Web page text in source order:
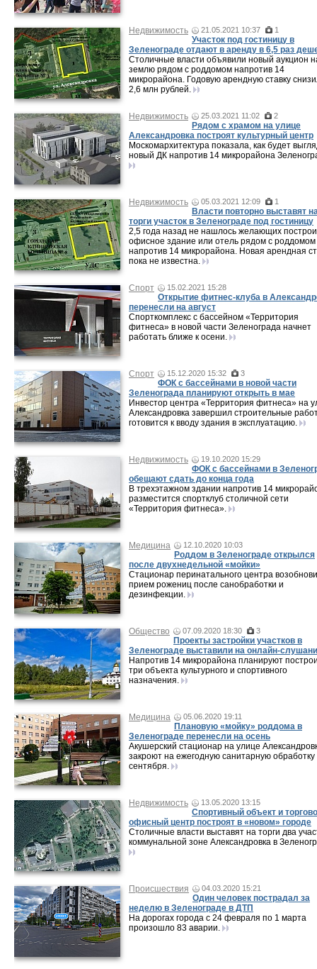
Недвижимость 21.05.2021 10:37 1
Участок под гостиницу в
Зеленограде отдают в аренду в 6,5 раз
Столичные власти объявили новый аукцион
землю рядом с роддомом напротив 14
микрорайона. Годовую арендную ставку
2,6 млн рублей.
Недвижимость 25.03.2021 11:02 2
Рядом с храмом на улице
Александровка построят культурный центр
Москомархитектура показала, как будет
новый ДК напротив 14 микрорайона
Недвижимость 05.03.2021 12:09 1
Власти повторно выставят
торги участок в Зеленограде под гостиницу
2,5 года назад не нашлось желающих
офисное здание или отель рядом с роддомом
напротив 14 микрорайона. Новая арендная
пока не известна.
Спорт 15.02.2021 15:28
Открытие фитнес-клуба в
перенесли на август
Спорткомплекс с бассейном «Территория
фитнеса» в новой части Зеленограда начнет
работать ближе к осени.
Спорт 15.12.2020 15:32 3
ФОК с бассейнами в новой части
Зеленограда планируют открыть в мае
Инвестор центра «Территория фитнеса» на
Александровка завершил строительные
готовится к вводу здания в эксплуатацию.
Недвижимость 19.10.2020 15:29
ФОК с бассейнами в
обещают сдать до конца года
В трехэтажном здании напротив 14
разместится спортклуб столичной сети
«Территория фитнеса».
Медицина 12.10.2020 10:03
Роддом в Зеленограде открылся
после двухнедельной «мойки»
Стационар перинатального центра
прием рожениц после санобработки и
дезинфекции.
Общество 07.09.2020 18:30 3
Проекты застройки участков в
Зеленограде выставили на онлайн-
Напротив 14 микрорайона планируют
три объекта культурного и спортивного
назначения.
Медицина 05.06.2020 19:11
Плановую «мойку» роддома в
Зеленограде перенесли на осень
Акушерский стационар на улице
закроют на ежегодную санитарную обработку
сентября.
Недвижимость 13.05.2020 13:15
Спортивный объект и
офисный центр построят в «новом» городе
Столичные власти выставят на торги два
коммунальной зоне Александровка в
Происшествия 04.03.2020 15:21
Один человек пострадал за
неделю в Зеленограде в ДТП
На дорогах города с 24 февраля по 1 марта
произошло 83 аварии.